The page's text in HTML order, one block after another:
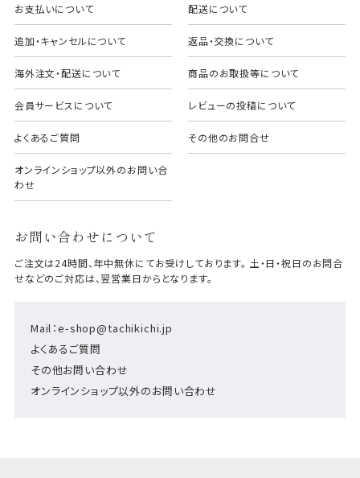
お支払いについて 配送について
追加・キャンセルについて 返品・交換について
海外注文・配送について 商品のお取扱等について
会員サービスについて レビューの投稿について
よくあるご質問 その他のお問合せ
オンラインショップ以外のお問い合
わせ
お問い合わせについて
Mail：e-shop@tachikichi.jp
よくあるご質問
その他お問い合わせ
オンラインショップ以外のお問い合わせ
ご注文は24時間、年中無休にてお受けしております。 土・日・祝日のお問合
せなどのご対応は、翌営業日からとなります。